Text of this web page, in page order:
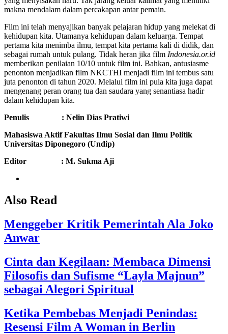
makna mendalam dalam percakapan antar pemain.
Film ini telah menyajikan banyak pelajaran hidup yang melekat di
kehidupan kita. Utamanya kehidupan dalam keluarga. Tempat
pertama kita menimba ilmu, tempat kita pertama kali di didik, dan
sebagai rumah untuk pulang. Tidak heran jika film Indonesia.or.id
memberikan penilaian 10/10 untuk film ini. Bahkan, antusiasme
penonton menjadikan film NKCTHI menjadi film ini tembus satu
juta penonton di tahun 2020. Melalui film ini pula kita juga dapat
mengenang peran orang tua dan saudara yang senantiasa hadir
dalam kehidupan kita.
Penulis : Nelin Dias Pratiwi
Mahasiswa Aktif Fakultas Ilmu Sosial dan Ilmu Politik
Universitas Diponegoro (Undip)
Editor : M. Sukma Aji
Also Read
Menggeber Kritik Pemerintah Ala Joko
Anwar
Cinta dan Kegilaan: Membaca Dimensi
Filosofis dan Sufisme “Layla Majnun”
sebagai Alegori Spiritual
Ketika Pembebas Menjadi Penindas:
Resensi Film A Woman in Berlin